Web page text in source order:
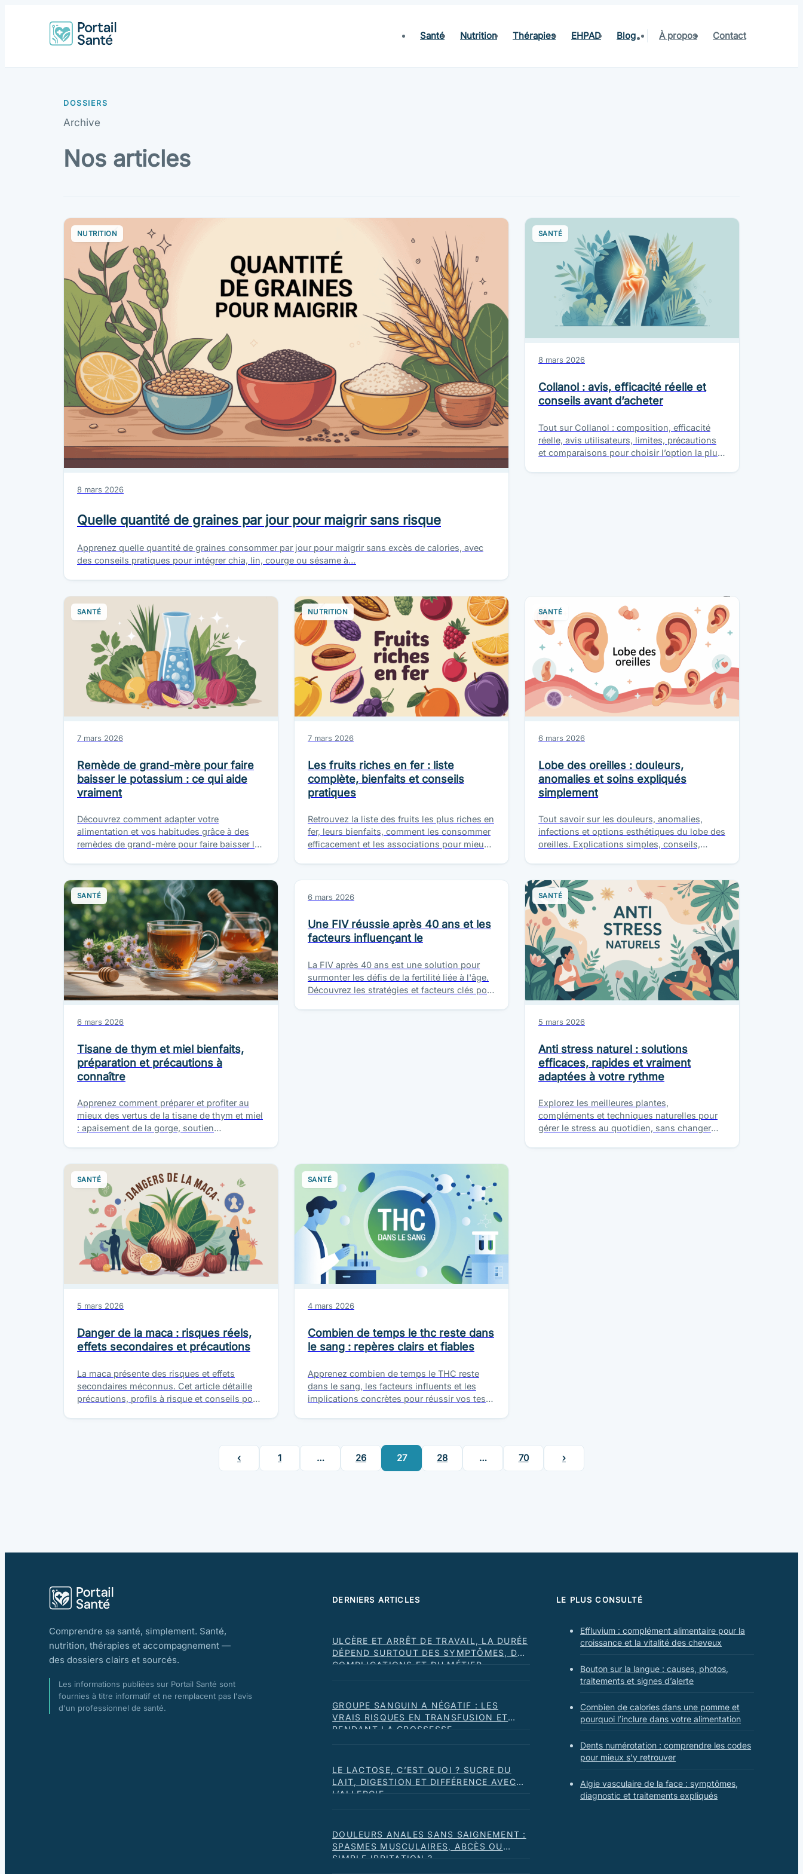
Santé Nutrition Thérapies EHPAD Blog À propos Contact
Archive
Nos articles
NUTRITION
Quelle quantité de graines par jour pour maigrir sans risque
8 mars 2026
Apprenez quelle quantité de graines consommer par jour pour maigrir sans excès de calories, avec
des conseils pratiques pour intégrer chia, lin, courge ou sésame à…
SANTÉ
Collanol : avis, efficacité réelle et
conseils avant d’acheter
8 mars 2026
Tout sur Collanol : composition, efficacité
réelle, avis utilisateurs, limites, précautions
et comparaisons pour choisir l’option la plus
SANTÉ
Remède de grand-mère pour faire
baisser le potassium : ce qui aide
vraiment
7 mars 2026
Découvrez comment adapter votre
alimentation et vos habitudes grâce à des
remèdes de grand-mère pour faire baisser le
NUTRITION
Les fruits riches en fer : liste
complète, bienfaits et conseils
pratiques
7 mars 2026
Retrouvez la liste des fruits les plus riches en
fer, leurs bienfaits, comment les consommer
efficacement et les associations pour mieux
SANTÉ
Lobe des oreilles : douleurs,
anomalies et soins expliqués
simplement
6 mars 2026
Tout savoir sur les douleurs, anomalies,
infections et options esthétiques du lobe des
oreilles. Explications simples, conseils,
SANTÉ
Tisane de thym et miel bienfaits,
préparation et précautions à
connaître
6 mars 2026
Apprenez comment préparer et profiter au
mieux des vertus de la tisane de thym et miel
: apaisement de la gorge, soutien
Une FIV réussie après 40 ans et les
facteurs influençant le
6 mars 2026
La FIV après 40 ans est une solution pour
surmonter les défis de la fertilité liée à l'âge.
Découvrez les stratégies et facteurs clés pour
SANTÉ
Anti stress naturel : solutions
efficaces, rapides et vraiment
adaptées à votre rythme
5 mars 2026
Explorez les meilleures plantes,
compléments et techniques naturelles pour
gérer le stress au quotidien, sans changer
SANTÉ
Danger de la maca : risques réels,
effets secondaires et précautions
5 mars 2026
La maca présente des risques et effets
secondaires méconnus. Cet article détaille
précautions, profils à risque et conseils pour
SANTÉ
Combien de temps le thc reste dans
le sang : repères clairs et fiables
4 mars 2026
Apprenez combien de temps le THC reste
dans le sang, les facteurs influents et les
implications concrètes pour réussir vos tests
‹ 1 … 26 27 28 … 70 ›
Comprendre sa santé, simplement. Santé,
nutrition, thérapies et accompagnement —
des dossiers clairs et sourcés.
Les informations publiées sur Portail Santé sont
fournies à titre informatif et ne remplacent pas l'avis
d'un professionnel de santé.
DERNIERS ARTICLES
ULCÈRE ET ARRÊT DE TRAVAIL, LA DURÉE
DÉPEND SURTOUT DES SYMPTÔMES, DES
COMPLICATIONS ET DU MÉTIER
GROUPE SANGUIN A NÉGATIF : LES
VRAIS RISQUES EN TRANSFUSION ET
PENDANT LA GROSSESSE
LE LACTOSE, C’EST QUOI ? SUCRE DU
LAIT, DIGESTION ET DIFFÉRENCE AVEC
L’ALLERGIE
DOULEURS ANALES SANS SAIGNEMENT :
SPASMES MUSCULAIRES, ABCÈS OU
SIMPLE IRRITATION ?
LE PLUS CONSULTÉ
Effluvium : complément alimentaire pour la
croissance et la vitalité des cheveux
Bouton sur la langue : causes, photos,
traitements et signes d’alerte
Combien de calories dans une pomme et
pourquoi l’inclure dans votre alimentation
Dents numérotation : comprendre les codes
pour mieux s’y retrouver
Algie vasculaire de la face : symptômes,
diagnostic et traitements expliqués